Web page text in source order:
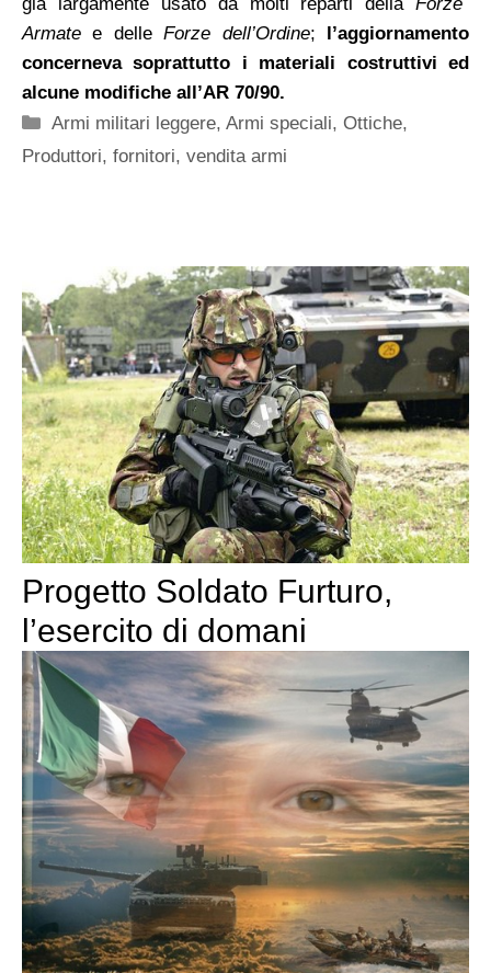
Armate e delleForze dell’Ordine; l’aggiornamento
concerneva soprattutto i materiali costruttivi ed
alcune modifiche all’AR 70/90.
Categorie
Armi militari leggere,Armi speciali,Ottiche,
Produttori, fornitori, vendita armi
Progetto Soldato Furturo,
l’esercito di domani